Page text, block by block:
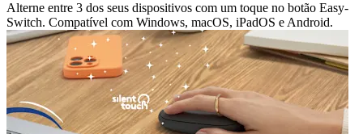
Alterne entre 3 dos seus dispositivos com um toque no botão Easy-
Switch. Compatível com Windows, macOS, iPadOS e Android.